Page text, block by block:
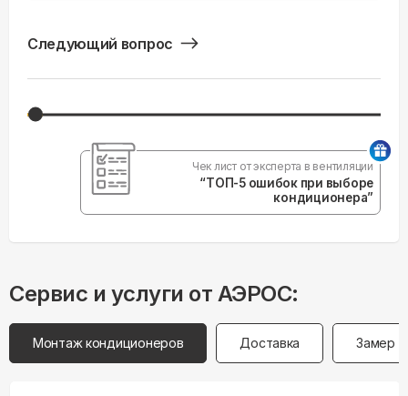
Следующий вопрос
Чек лист от эксперта в вентиляции
“ТОП-5 ошибок при выборе
кондиционера”
Сервис и услуги от АЭРОС:
Монтаж кондиционеров Доставка Замер